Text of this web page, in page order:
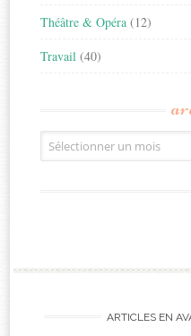
Théâtre & Opéra (12)
Travail (40)
Archives
ARTICLES EN